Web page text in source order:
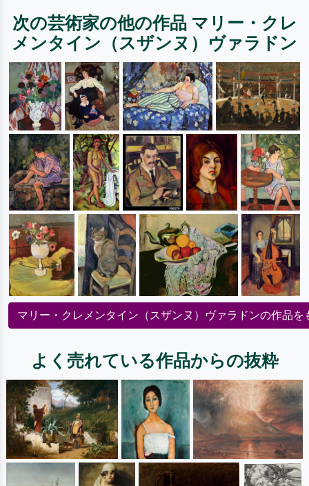
次の芸術家の他の作品 マリー・クレ
メンタイン（スザンヌ）ヴァラドン
マリー・クレメンタイン（スザンヌ）ヴァラドンの作品を
よく売れている作品からの抜粋